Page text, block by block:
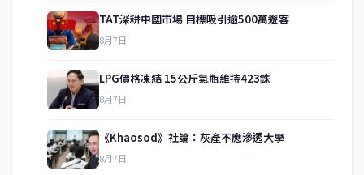
TAT深耕中國市場 目標吸引逾500萬遊客
8月7日
LPG價格凍結 15公斤氣瓶維持423銖
8月7日
《Khaosod》社論：灰產不應滲透大學
8月7日
service@thaichinesenews.com